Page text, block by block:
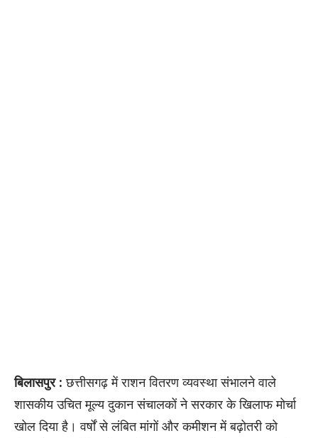
बिलासपुर : छत्तीसगढ़ में राशन वितरण व्यवस्था संभालने वाले
शासकीय उचित मूल्य दुकान संचालकों ने सरकार के खिलाफ मोर्चा
खोल दिया है। वर्षों से लंबित मांगों और कमीशन में बढ़ोतरी को